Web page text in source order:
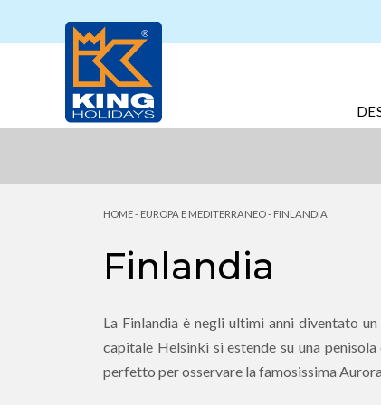
HOME- EUROPA E MEDITERRANEO- FINLANDIA
Finlandia
La Finlandia è negli ultimi anni diventato
capitale Helsinki si estende su una
perfetto per osservare la famosissima